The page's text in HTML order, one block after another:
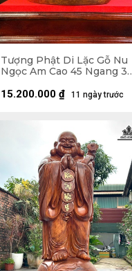
Tượng Phật Di Lặc Gỗ Nu
Ngọc Am Cao 45 Ngang 37
11 ngày trước
15.200.000 ₫